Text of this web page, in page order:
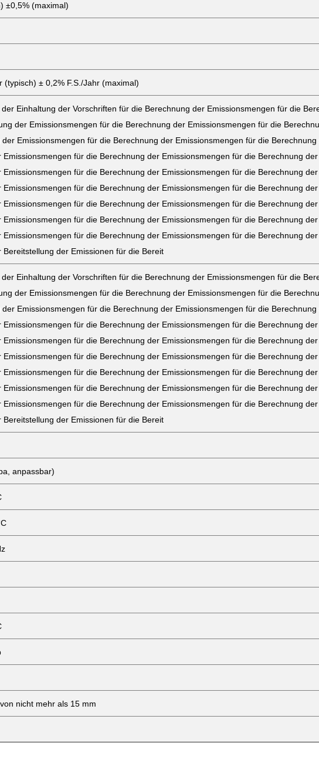
±0,5% (maximal)
(typisch) ± 0,2% F.S./Jahr (maximal)
Einhaltung der Vorschriften für die Berechnung der Emissionsmengen für die
der Emissionsmengen für die Berechnung der Emissionsmengen für die
Emissionsmengen für die Berechnung der Emissionsmengen für die
Emissionsmengen für die Berechnung der Emissionsmengen für die Berechnung
Emissionsmengen für die Berechnung der Emissionsmengen für die Berechnung
Emissionsmengen für die Berechnung der Emissionsmengen für die Berechnung
Emissionsmengen für die Berechnung der Emissionsmengen für die Berechnung
Emissionsmengen für die Berechnung der Emissionsmengen für die Berechnung
Emissionsmengen für die Berechnung der Emissionsmengen für die Berechnung
Bereitstellung der Emissionen für die Bereit
Einhaltung der Vorschriften für die Berechnung der Emissionsmengen für die
der Emissionsmengen für die Berechnung der Emissionsmengen für die
Emissionsmengen für die Berechnung der Emissionsmengen für die
Emissionsmengen für die Berechnung der Emissionsmengen für die Berechnung
Emissionsmengen für die Berechnung der Emissionsmengen für die Berechnung
Emissionsmengen für die Berechnung der Emissionsmengen für die Berechnung
Emissionsmengen für die Berechnung der Emissionsmengen für die Berechnung
Emissionsmengen für die Berechnung der Emissionsmengen für die Berechnung
Emissionsmengen für die Berechnung der Emissionsmengen für die Berechnung
Bereitstellung der Emissionen für die Bereit
anpassbar)
nicht mehr als 15 mm